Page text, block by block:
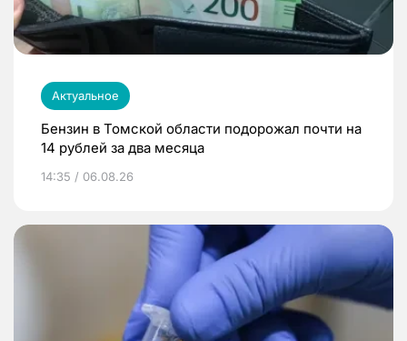
Актуальное
Бензин в Томской области подорожал почти на
14 рублей за два месяца
14:35 / 06.08.26